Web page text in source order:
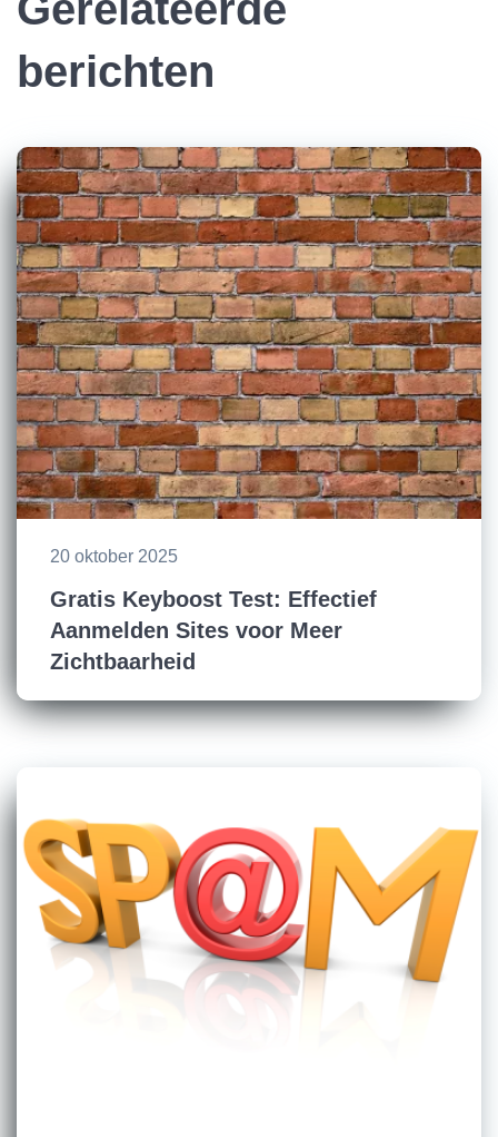
berichten
20 oktober 2025
Gratis Keyboost Test: Effectief
Aanmelden Sites voor Meer
Zichtbaarheid